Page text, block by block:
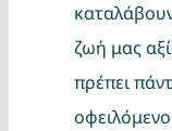
ζωή μας
πρέπει